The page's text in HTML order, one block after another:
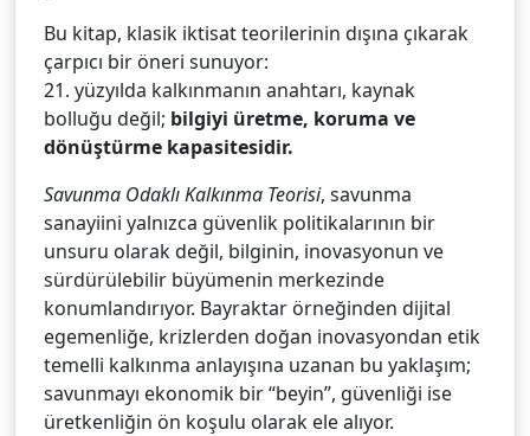
Bu kitap, klasik iktisat teorilerinin dışına çıkarak
çarpıcı bir öneri sunuyor:
21. yüzyılda kalkınmanın anahtarı, kaynak
bolluğu değil; bilgiyi üretme, koruma ve
dönüştürme kapasitesidir.
Savunma Odaklı Kalkınma Teorisi, savunma
sanayiini yalnızca güvenlik politikalarının bir
unsuru olarak değil, bilginin, inovasyonun ve
sürdürülebilir büyümenin merkezinde
konumlandırıyor. Bayraktar örneğinden dijital
egemenliğe, krizlerden doğan inovasyondan etik
temelli kalkınma anlayışına uzanan bu yaklaşım;
savunmayı ekonomik bir “beyin”, güvenliği ise
üretkenliğin ön koşulu olarak ele alıyor.